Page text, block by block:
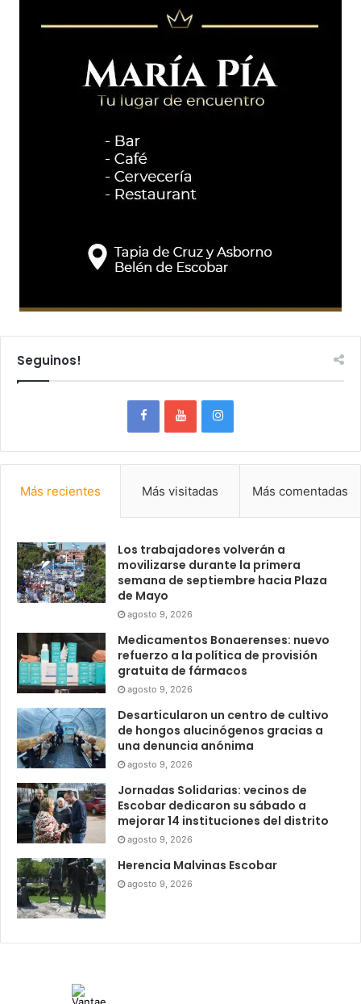
Seguinos!
Más recientes Más visitadas Más comentadas
Los trabajadores volverán a
movilizarse durante la primera
semana de septiembre hacia Plaza
de Mayo
agosto 9, 2026
Medicamentos Bonaerenses: nuevo
refuerzo a la política de provisión
gratuita de fármacos
agosto 9, 2026
Desarticularon un centro de cultivo
de hongos alucinógenos gracias a
una denuncia anónima
agosto 9, 2026
Jornadas Solidarias: vecinos de
Escobar dedicaron su sábado a
mejorar 14 instituciones del distrito
agosto 9, 2026
Herencia Malvinas Escobar
agosto 9, 2026